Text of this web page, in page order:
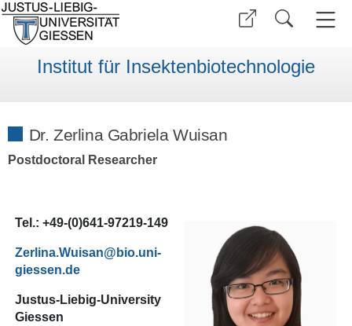
Institut für Insektenbiotechnologie
Dr. Zerlina Gabriela Wuisan
Postdoctoral Researcher
Tel.: +49-(0)641-97219-149
Zerlina.Wuisan
Justus-Liebig-University
Giessen